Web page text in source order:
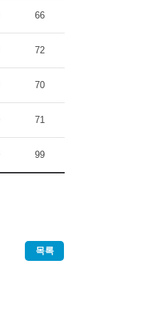
66
72
70
71
99
목록